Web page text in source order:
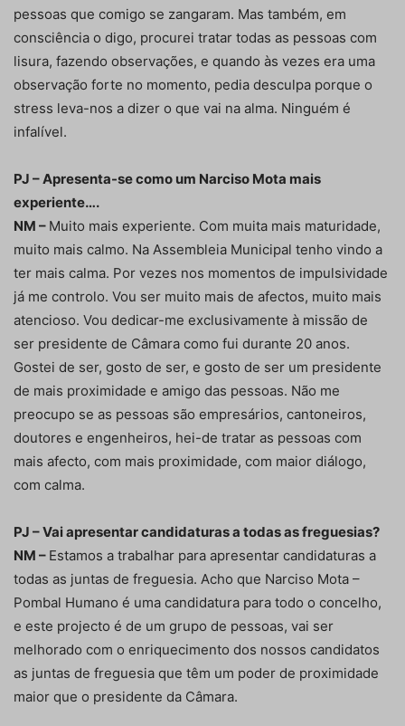
pessoas que comigo se zangaram. Mas também, em
consciência o digo, procurei tratar todas as pessoas com
lisura, fazendo observações, e quando às vezes era uma
observação forte no momento, pedia desculpa porque o
stress leva-nos a dizer o que vai na alma. Ninguém é
infalível.
PJ – Apresenta-se como um Narciso Mota mais
experiente….
NM – Muito mais experiente. Com muita mais maturidade,
muito mais calmo. Na Assembleia Municipal tenho vindo a
ter mais calma. Por vezes nos momentos de impulsividade
já me controlo. Vou ser muito mais de afectos, muito mais
atencioso. Vou dedicar-me exclusivamente à missão de
ser presidente de Câmara como fui durante 20 anos.
Gostei de ser, gosto de ser, e gosto de ser um presidente
de mais proximidade e amigo das pessoas. Não me
preocupo se as pessoas são empresários, cantoneiros,
doutores e engenheiros, hei-de tratar as pessoas com
mais afecto, com mais proximidade, com maior diálogo,
com calma.
PJ – Vai apresentar candidaturas a todas as freguesias?
NM – Estamos a trabalhar para apresentar candidaturas a
todas as juntas de freguesia. Acho que Narciso Mota –
Pombal Humano é uma candidatura para todo o concelho,
e este projecto é de um grupo de pessoas, vai ser
melhorado com o enriquecimento dos nossos candidatos
as juntas de freguesia que têm um poder de proximidade
maior que o presidente da Câmara.